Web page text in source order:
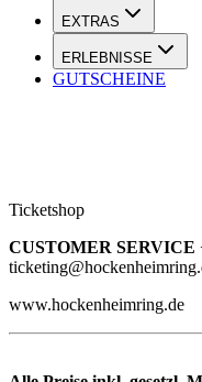
EXTRAS
ERLEBNISSE
GUTSCHEINE
Ticketshop
CUSTOMER SERVICE
www.hockenheimring.de